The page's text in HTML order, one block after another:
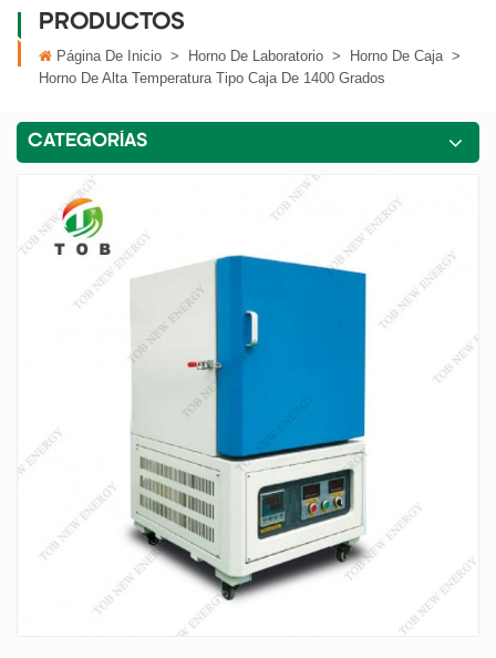
PRODUCTOS
Página De Inicio > Horno De Laboratorio > Horno De Caja >
Horno De Alta Temperatura Tipo Caja De 1400 Grados
CATEGORÍAS